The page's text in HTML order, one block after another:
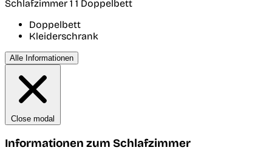
Schlafzimmer 1 1 Doppelbett
Doppelbett
Kleiderschrank
Alle Informationen
Close modal
Informationen zum Schlafzimmer